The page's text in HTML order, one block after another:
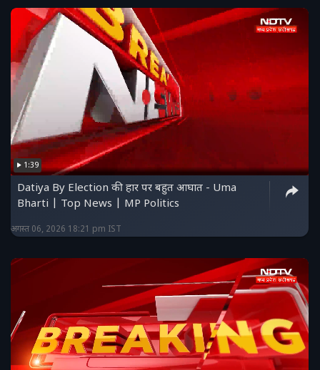
1:39
Datiya By Election की हार पर बहुत आघात - Uma
Bharti | Top News | MP Politics
अगस्त 06, 2026 18:21 pm IST